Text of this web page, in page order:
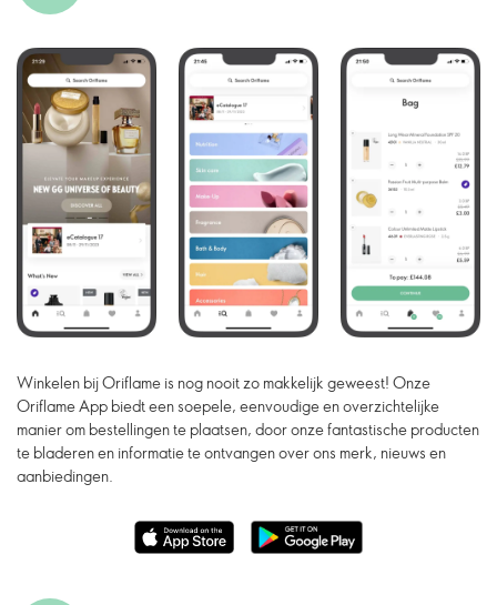
Winkelen bij Oriflame is nog nooit zo makkelijk geweest! Onze
Oriflame App biedt een soepele, eenvoudige en overzichtelijke
manier om bestellingen te plaatsen, door onze fantastische producten
te bladeren en informatie te ontvangen over ons merk, nieuws en
aanbiedingen.